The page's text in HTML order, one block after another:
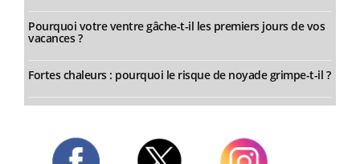
Pourquoi votre ventre gâche-t-il les premiers jours de vos
vacances ?
Fortes chaleurs : pourquoi le risque de noyade grimpe-t-il ?